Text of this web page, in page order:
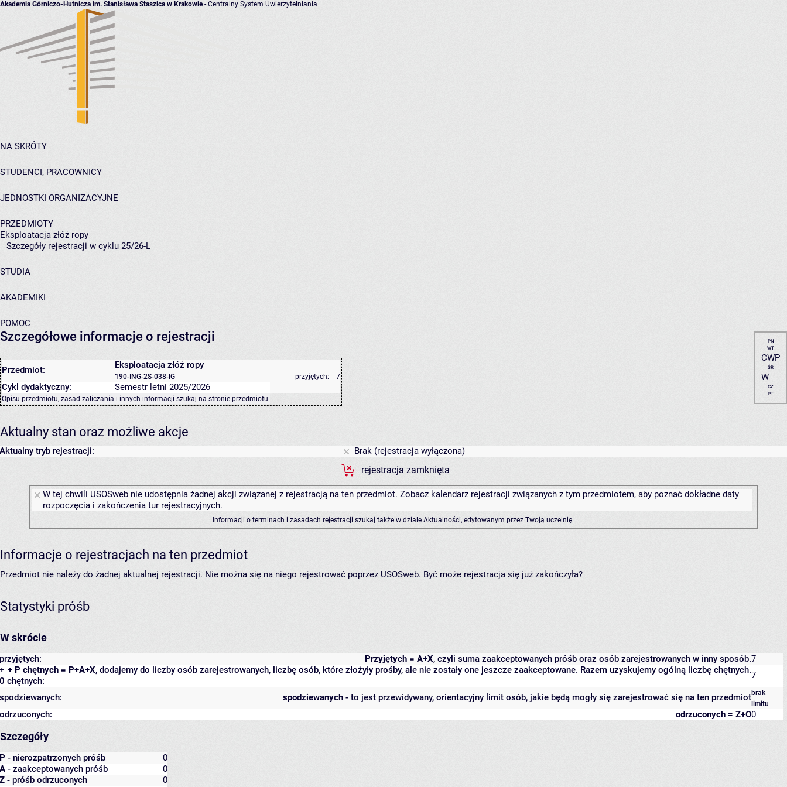
Akademia Górniczo-Hutnicza im. Stanisława Staszica w Krakowie- Centralny System Uwierzytelniania
NA SKRÓTY
STUDENCI, PRACOWNICY
JEDNOSTKI ORGANIZACYJNE
PRZEDMIOTY
Eksploatacja złóż ropy
Szczegóły rejestracji w cyklu 25/26-L
STUDIA
AKADEMIKI
POMOC
Szczegółowe informacje o rejestracji
Przedmiot: Eksploatacja złóż ropy
190-ING-2S-038-IG przyjętych: 7
Cykl dydaktyczny: Semestr letni 2025/2026
Opisu przedmiotu, zasad zaliczania i innych informacji szukaj na stronie przedmiotu.
PN
WT
CWP
ŚR
W
CZ
PT
Aktualny stan oraz możliwe akcje
Aktualny tryb rejestracji:
Brak (rejestracja wyłączona)
rejestracja zamknięta
W tej chwili USOSweb nie udostępnia żadnej akcji związanej z rejestracją na ten przedmiot. Zobacz kalendarz rejestracji związanych z tym przedmiotem, aby poznać dokładne daty
rozpoczęcia i zakończenia tur rejestracyjnych.
Informacji o terminach i zasadach rejestracji szukaj także w dziale Aktualności, edytowanym przez Twoją uczelnię
Informacje o rejestracjach na ten przedmiot
Przedmiot nie należy do żadnej aktualnej rejestracji. Nie można się na niego rejestrować poprzez USOSweb. Być może rejestracja się już zakończyła?
Statystyki próśb
W skrócie
Przyjętych = A+X, czyli suma zaakceptowanych próśb oraz osób zarejestrowanych w inny sposób.
przyjętych:
7
+ P chętnych = P+A+X, dodajemy do liczby osób zarejestrowanych, liczbę osób, które złożyły prośby, ale nie zostały one jeszcze zaakceptowane. Razem uzyskujemy ogólną liczbę chętnych.
+
0 chętnych:
7
spodziewanych - to jest przewidywany, orientacyjny limit osób, jakie będą mogły się zarejestrować się na ten przedmiot
spodziewanych:
brak
limitu
odrzuconych = Z+O
odrzuconych: 0
Szczegóły
P - nierozpatrzonych próśb
0
A - zaakceptowanych próśb
0
Z - próśb odrzuconych
0